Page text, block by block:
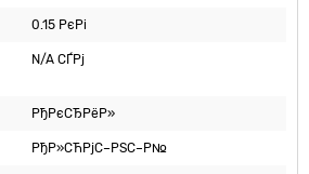
0.15 РєРі
N/A СЃРј
РђРєСЂРёР»
РђР»СЋРјС–РЅС–Р№